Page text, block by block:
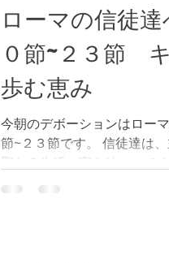
ローマの信徒
０節~２３節
歩む恵み
今朝のデボーションはロー
節~２３節です。 信徒達は
聖なる生活の実を結ぶので
活を通して、成長して行く